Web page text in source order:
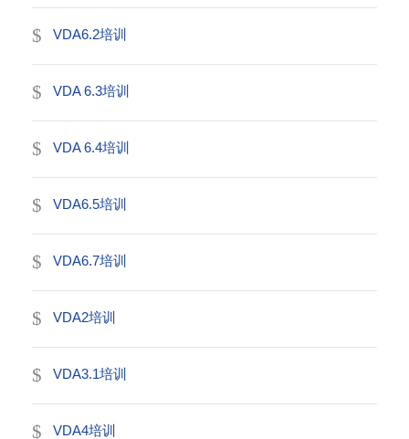
VDA6.2培训
VDA 6.3培训
VDA 6.4培训
VDA6.5培训
VDA6.7培训
VDA2培训
VDA3.1培训
VDA4培训